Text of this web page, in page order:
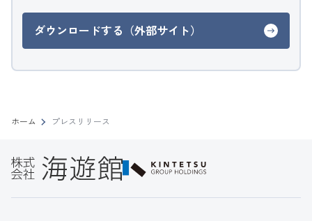
ダウンロードする（外部サイト）
ホーム プレスリリース